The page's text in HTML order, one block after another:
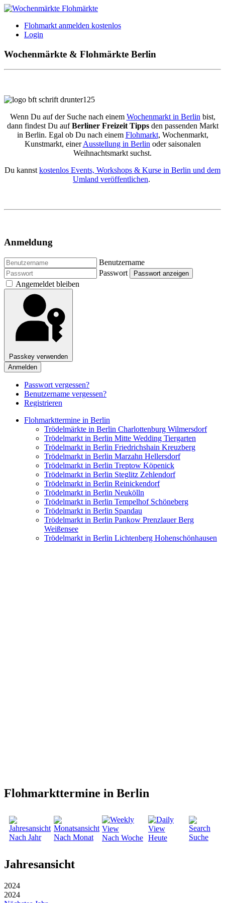
Flohmarkt anmelden kostenlos
Login
Wochenmärkte & Flohmärkte Berlin
Wenn Du auf der Suche nach einem Wochenmarkt in Berlinbist,
dann findest Du aufBerliner Freizeit Tippsden passenden Markt
in Berlin. Egal ob Du nach einem Flohmarkt, Wochenmarkt,
Kunstmarkt, einerAusstellung in Berlinoder saisonalen
Weihnachtsmarkt suchst.
Du kannstkostenlos Events, Workshops & Kurse in Berlin und dem
Umland veröffentlichen.
Anmeldung
Benutzername
Passwort
Passwort anzeigen
Angemeldet bleiben
Passkey verwenden
Anmelden
Passwort vergessen?
Benutzername vergessen?
Registrieren
Flohmarkttermine in Berlin
Trödelmärkte in Berlin Charlottenburg Wilmersdorf
Trödelmarkt in Berlin Mitte Wedding Tiergarten
Trödelmarkt in Berlin Friedrichshain Kreuzberg
Trödelmarkt in Berlin Marzahn Hellersdorf
Trödelmarkt in Berlin Treptow Köpenick
Trödelmarkt in Berlin Steglitz Zehlendorf
Trödelmarkt in Berlin Reinickendorf
Trödelmarkt in Berlin Neukölln
Trödelmarkt in Berlin Tempelhof Schöneberg
Trödelmarkt in Berlin Spandau
Trödelmarkt in Berlin Pankow Prenzlauer Berg
Weißensee
Trödelmarkt in Berlin Lichtenberg Hohenschönhausen
Flohmarkttermine in Berlin
Nach Jahr Nach Monat Nach Woche Heute Suche
Jahresansicht
2024
2024